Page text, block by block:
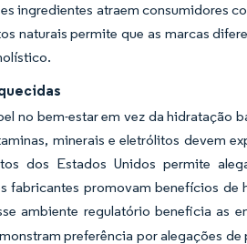
ingredientes atraem consumidores
naturais permite que as marcas
no bem-estar em vez da hidratação
minerais e eletrólitos devem
dos Estados Unidos permite
fabricantes promovam benefícios de
ambiente regulatório beneficia as
preferência por alegações